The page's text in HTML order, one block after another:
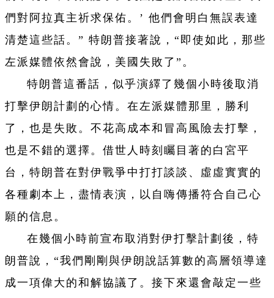
們對阿拉真主祈求保佑。’ 他們會明白無誤表達
清楚這些話。” 特朗普接著說，“即使如此，那些
左派媒體依然會說，美國失敗了”。
特朗普這番話，似乎演繹了幾個小時後取消
打擊伊朗計劃的心情。在左派媒體那里，勝利
了，也是失敗。不花高成本和冒高風險去打擊，
也是不錯的選擇。借世人時刻矚目著的白宮平
台，特朗普在對伊戰爭中打打談談、虛虛實實的
各種劇本上，盡情表演，以自嗨傳播符合自己心
願的信息。
在幾個小時前宣布取消對伊打擊計劃後，特
朗普說，“我們剛剛與伊朗說話算數的高層領導達
成一項偉大的和解協議了。接下來還會敲定一些